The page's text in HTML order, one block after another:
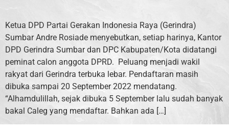
Ketua DPD Partai Gerakan Indonesia Raya (Gerindra)
Sumbar Andre Rosiade menyebutkan, setiap harinya, Kantor
DPD Gerindra Sumbar dan DPC Kabupaten/Kota didatangi
peminat calon anggota DPRD. Peluang menjadi wakil
rakyat dari Gerindra terbuka lebar. Pendaftaran masih
dibuka sampai 20 September 2022 mendatang.
“Alhamdulillah, sejak dibuka 5 September lalu sudah banyak
bakal Caleg yang mendaftar. Bahkan ada […]